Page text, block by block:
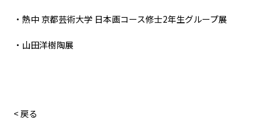
・熱中 京都芸術大学 日本画コース修士2年生グループ展
・山田洋樹陶展
< 戻る